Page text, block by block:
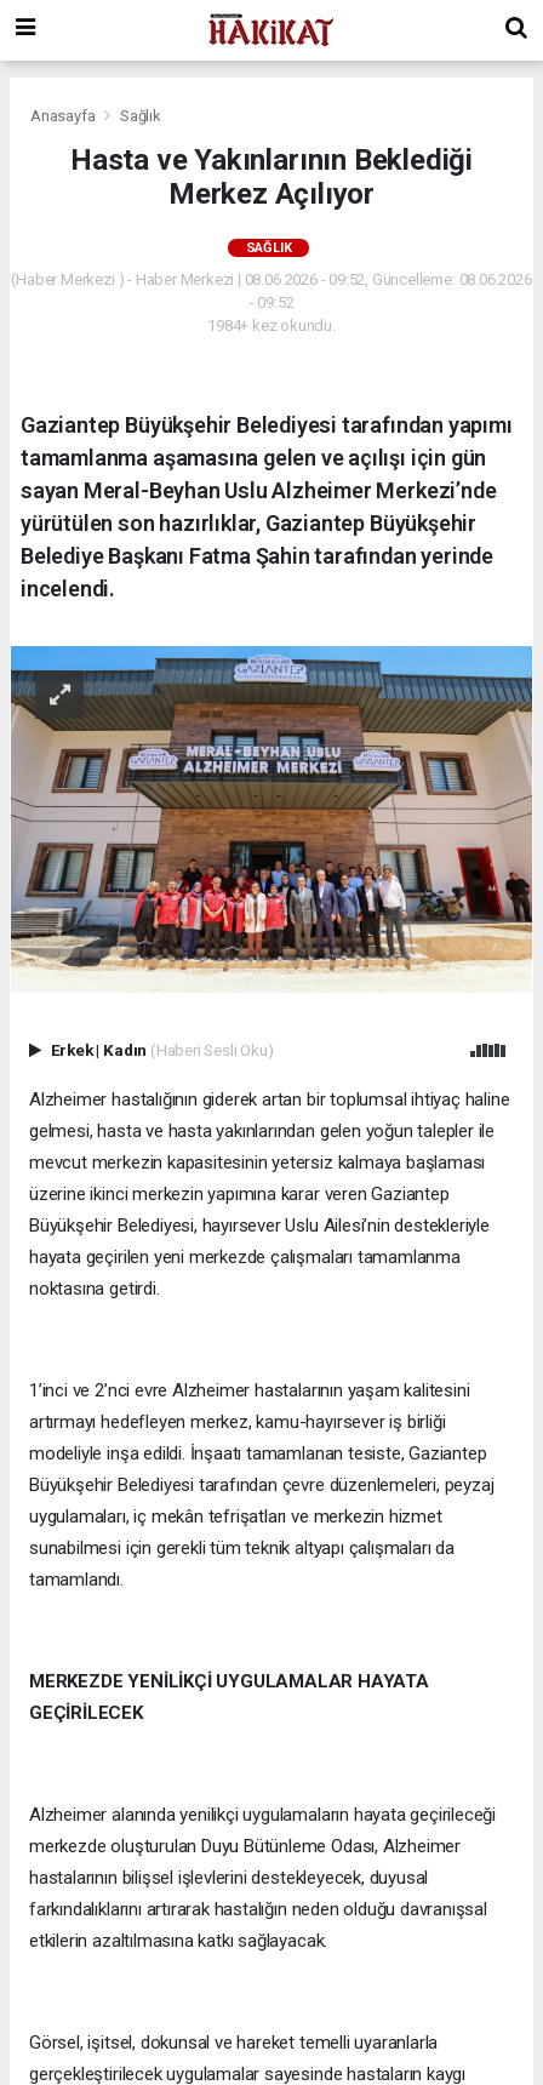
Anasayfa Sağlık
Hasta ve Yakınlarının Beklediği
Merkez Açılıyor
SAĞLIK
(Haber Merkezi ) - Haber Merkezi | 08.06.2026 - 09:52, Güncelleme: 08.06.2026
- 09:52
1984+ kez okundu.
Gaziantep Büyükşehir Belediyesi tarafından yapımı
tamamlanma aşamasına gelen ve açılışı için gün
sayan Meral-Beyhan Uslu Alzheimer Merkezi’nde
yürütülen son hazırlıklar, Gaziantep Büyükşehir
Belediye Başkanı Fatma Şahin tarafından yerinde
incelendi.
Erkek| Kadın (Haberi Sesli Oku)
Alzheimer hastalığının giderek artan bir toplumsal ihtiyaç haline
gelmesi, hasta ve hasta yakınlarından gelen yoğun talepler ile
mevcut merkezin kapasitesinin yetersiz kalmaya başlaması
üzerine ikinci merkezin yapımına karar veren Gaziantep
Büyükşehir Belediyesi, hayırsever Uslu Ailesi’nin destekleriyle
hayata geçirilen yeni merkezde çalışmaları tamamlanma
noktasına getirdi.
1’inci ve 2’nci evre Alzheimer hastalarının yaşam kalitesini
artırmayı hedefleyen merkez, kamu-hayırsever iş birliği
modeliyle inşa edildi. İnşaatı tamamlanan tesiste, Gaziantep
Büyükşehir Belediyesi tarafından çevre düzenlemeleri, peyzaj
uygulamaları, iç mekân tefrişatları ve merkezin hizmet
sunabilmesi için gerekli tüm teknik altyapı çalışmaları da
tamamlandı.
MERKEZDE YENİLİKÇİ UYGULAMALAR HAYATA
GEÇİRİLECEK
Alzheimer alanında yenilikçi uygulamaların hayata geçirileceği
merkezde oluşturulan Duyu Bütünleme Odası, Alzheimer
hastalarının bilişsel işlevlerini destekleyecek, duyusal
farkındalıklarını artırarak hastalığın neden olduğu davranışsal
etkilerin azaltılmasına katkı sağlayacak.
Görsel, işitsel, dokunsal ve hareket temelli uyaranlarla
gerçekleştirilecek uygulamalar sayesinde hastaların kaygı